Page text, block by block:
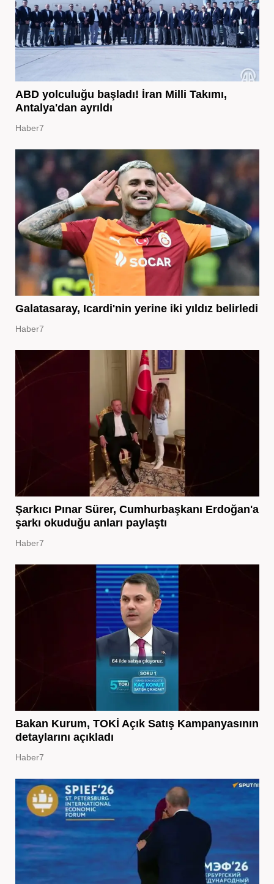
ABD yolculuğu başladı! İran Milli Takımı,
Antalya'dan ayrıldı
Haber7
Galatasaray, Icardi'nin yerine iki yıldız belirledi
Haber7
Şarkıcı Pınar Sürer, Cumhurbaşkanı Erdoğan'a
şarkı okuduğu anları paylaştı
Haber7
Bakan Kurum, TOKİ Açık Satış Kampanyasının
detaylarını açıkladı
Haber7